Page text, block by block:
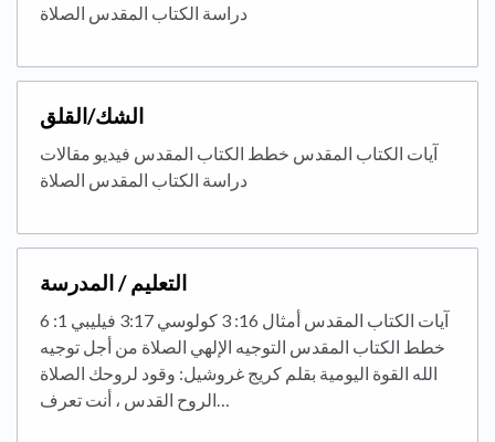
دراسة الكتاب المقدس الصلاة
الشك/القلق
آيات الكتاب المقدس خطط الكتاب المقدس فيديو مقالات
دراسة الكتاب المقدس الصلاة
التعليم / المدرسة
آيات الكتاب المقدس أمثال 16: 3 كولوسي 3:17 فيليبي 1: 6
خطط الكتاب المقدس التوجيه الإلهي الصلاة من أجل توجيه
الله القوة اليومية بقلم كريج غروشيل: وقود لروحك الصلاة
الروح القدس ، أنت تعرف…